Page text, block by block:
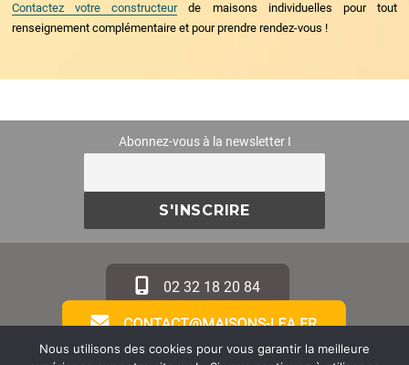
Contactez votre constructeurde maisons individuelles pour tout
renseignement complémentaire et pour prendre rendez-vous !
Abonnez-vous à la newsletter I
02 32 18 20 84
Nous utilisons des cookies pour vous garantir la meilleure